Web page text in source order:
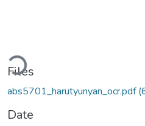
Files
abs5701_harutyunyan_ocr.pdf
Date